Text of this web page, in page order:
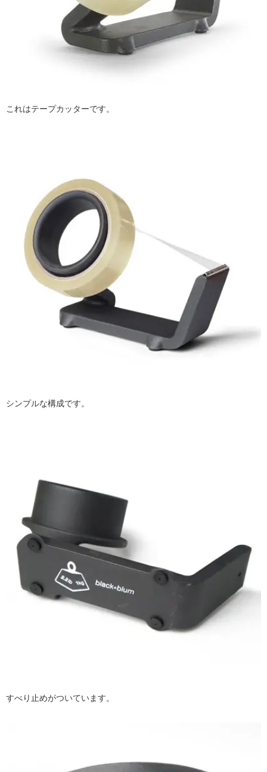
これはテープカッターです。
シンプルな構成です。
すべり止めがついています。